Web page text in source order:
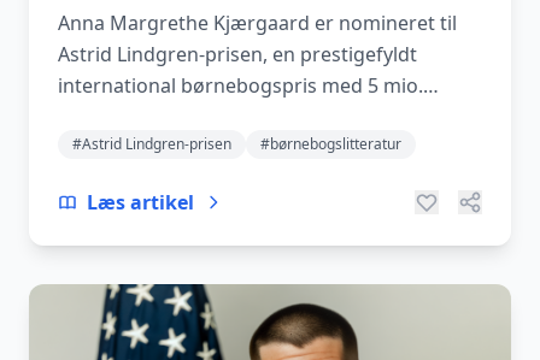
Anna Margrethe Kjærgaard er nomineret til
Astrid Lindgren-prisen, en prestigefyldt
international børnebogspris med 5 mio.
#Astrid Lindgren-prisen #børnebogslitteratur
Læs artikel